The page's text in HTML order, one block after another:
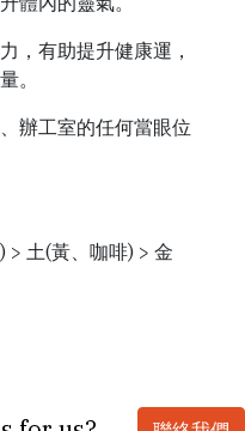
，有助提升健康運，
。
辦工室的任何當眼位
> 土(黃、咖啡) > 金